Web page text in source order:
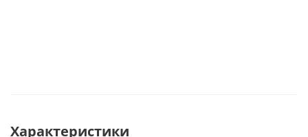
Характеристики